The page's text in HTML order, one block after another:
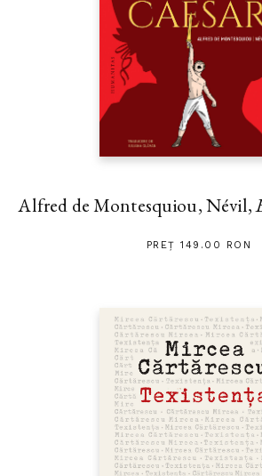
Alfred de Montesquiou, Névil,
PREȚ 149.00 RON